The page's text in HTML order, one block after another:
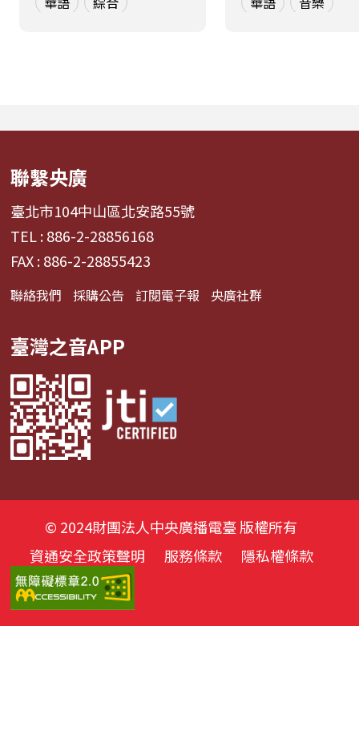
張啟樂與影視運動產業專
啦啦隊...
聽眾探索音樂如
舞、想流淚...
聯繫央廣
臺北市104中山區北安路55號
TEL : 886-2-28856168
FAX : 886-2-28855423
聯絡我們 採購公告 訂閱電子報 央廣社群
臺灣之音APP
© 2024財團法人中央廣播電臺 版權所有
資通安全政策聲明
服務條款 隱私權條款